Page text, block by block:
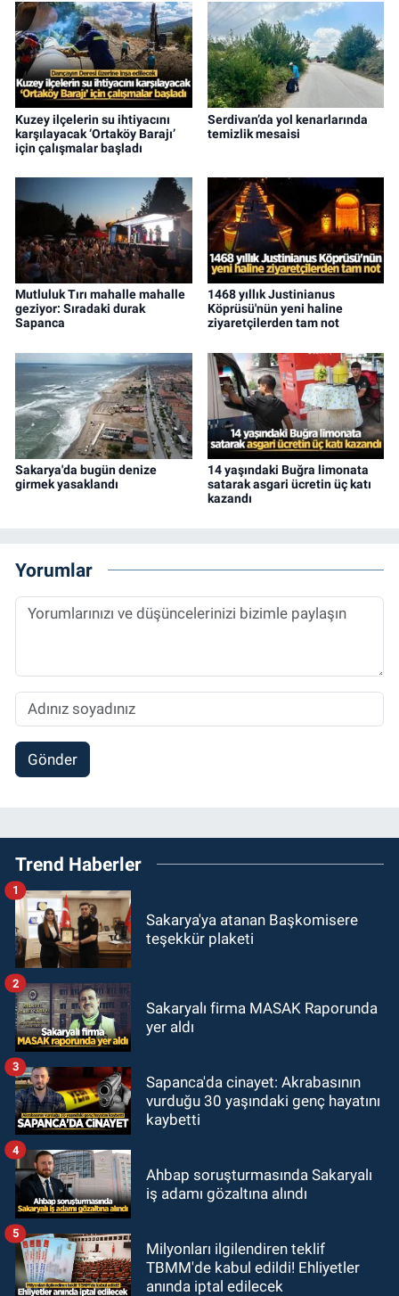
Kuzey ilçelerin su ihtiyacını
karşılayacak ‘Ortaköy Barajı’
için çalışmalar başladı
Serdivan’da yol kenarlarında
temizlik mesaisi
Mutluluk Tırı mahalle mahalle
geziyor: Sıradaki durak
Sapanca
1468 yıllık Justinianus
Köprüsü'nün yeni haline
ziyaretçilerden tam not
Sakarya'da bugün denize
girmek yasaklandı
14 yaşındaki Buğra limonata
satarak asgari ücretin üç katı
kazandı
Yorumlar
Gönder
Trend Haberler
Sakarya'ya atanan Başkomisere
teşekkür plaketi
1
Sakaryalı firma MASAK Raporunda
yer aldı
2
Sapanca'da cinayet: Akrabasının
vurduğu 30 yaşındaki genç hayatını
kaybetti
3
Ahbap soruşturmasında Sakaryalı
iş adamı gözaltına alındı
4
Milyonları ilgilendiren teklif
TBMM'de kabul edildi! Ehliyetler
anında iptal edilecek
5